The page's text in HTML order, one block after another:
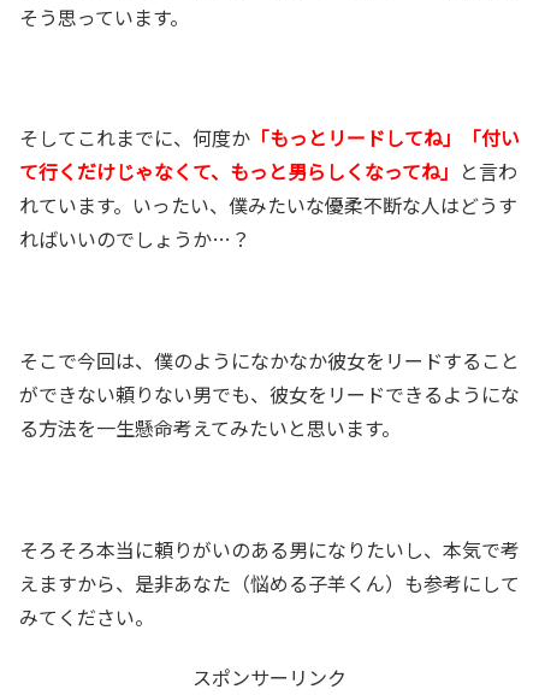
そう思っています。
そしてこれまでに、何度か 「もっとリードしてね」「付い
て行くだけじゃなくて、もっと男らしくなってね」 と言わ
れています。いったい、僕みたいな優柔不断な人はどうす
ればいいのでしょうか…？
そこで今回は、僕のようになかなか彼女をリードすること
ができない頼りない男でも、彼女をリードできるようにな
る方法を一生懸命考えてみたいと思います。
そろそろ本当に頼りがいのある男になりたいし、本気で考
えますから、是非あなた（悩める子羊くん）も参考にして
みてください。
スポンサーリンク